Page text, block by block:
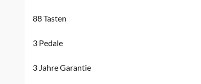
88 Tasten
3 Pedale
3 Jahre Garantie